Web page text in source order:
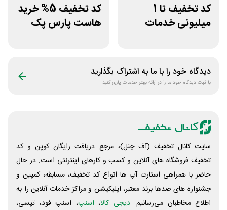
کد تخفیف تا 1
میلیونی خدمات
کد تخفیف 5% خرید
هاست پارس پک
دیدگاه خود را با ما به اشتراک بگذارید
با ثبت دیدگاه خود ما را در ارائه بهتر خدمات یاری کنید
سایت کانال تخفیف (آف چنل)، مرجع دریافت رایگان کوپن و کد
تخفیف فروشگاه های آنلاین و کسب و‌ کارهای اینترنتی است. در حال
حاضر با همراهی استارت آپ ها انواع کد تخفیف، مسابقه، کمپین و
جشنواره های صدها برند معتبر، اپلیکیشن و مراکز خدمات آنلاین را به
اطلاع مخاطبان می‌رسانیم. دیجی کالا، اسنپ، اسنپ فود، تپسی،